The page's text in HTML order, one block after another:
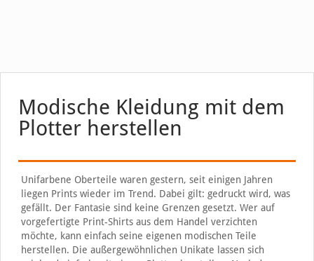
Modische Kleidung mit dem
Plotter herstellen
Unifarbene Oberteile waren gestern, seit einigen Jahren
liegen Prints wieder im Trend. Dabei gilt: gedruckt wird, was
gefällt. Der Fantasie sind keine Grenzen gesetzt. Wer auf
vorgefertigte Print-Shirts aus dem Handel verzichten
möchte, kann einfach seine eigenen modischen Teile
herstellen. Die außergewöhnlichen Unikate lassen sich